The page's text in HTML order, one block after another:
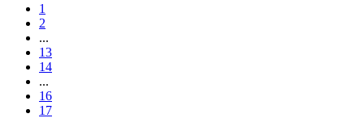
1
2
...
13
14
...
16
17